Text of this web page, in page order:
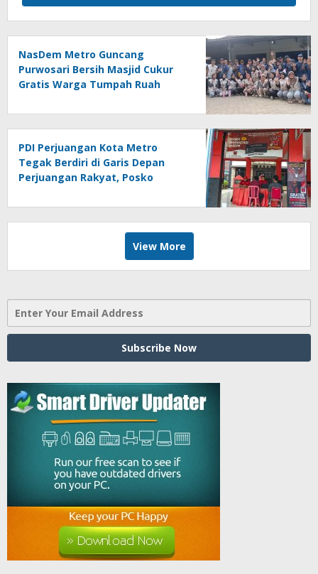
NasDem Metro Guncang
Purwosari Bersih Masjid Cukur
Gratis Warga Tumpah Ruah
PDI Perjuangan Kota Metro
Tegak Berdiri di Garis Depan
Perjuangan Rakyat, Posko
Jumat, BBHAR Siap Dibentuk
View More